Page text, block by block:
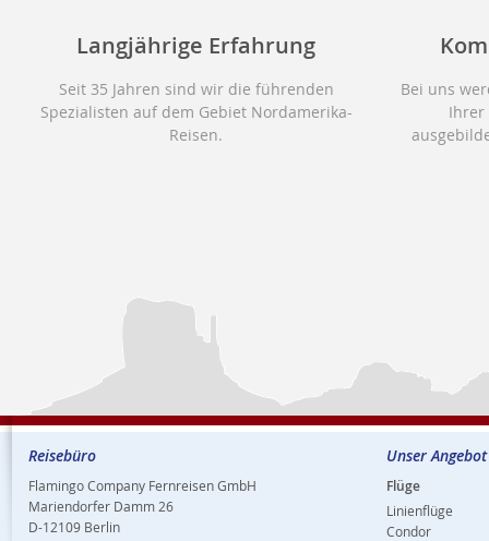
Langjährige Erfahrung
Seit 35 Jahren sind wir die führenden
Spezialisten auf dem Gebiet Nordamerika-
Reisen.
Bei uns
Ihrer
Reisebüro
Flamingo Company Fernreisen GmbH
Mariendorfer Damm 26
D-12109 Berlin
Unser Angebot
Flüge
Linienflüge
Condor